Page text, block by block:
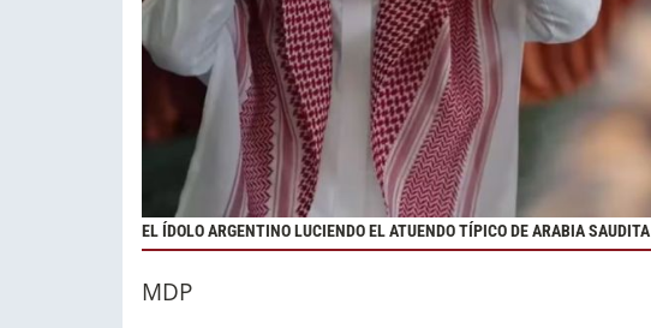
EL ÍDOLO ARGENTINO LUCIENDO EL ATUENDO TÍPICO DE ARABIA SAUDITA
MDP